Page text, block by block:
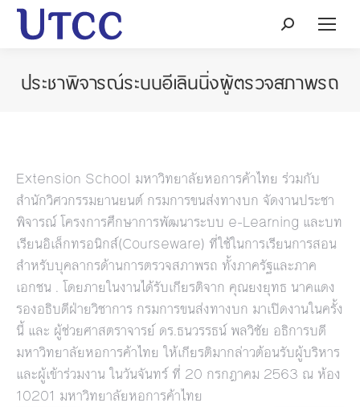
Search:
ประชาพิจารณ์ระบบอีเลินนิ่งผู้ตรวจสภาพรถ
Extension School มหาวิทยาลัยหอการค้าไทย ร่วมกับ
สำนักวิศวกรรมยานยนต์ กรมการขนส่งทางบก จัดงานประชา
พิจารณ์ โครงการศึกษาการพัฒนาระบบ e-Learning และบท
เรียนอิเล็กทรอนิกส์(Courseware) ที่ใช้ในการเรียนการสอน
สำหรับบุคลากรด้านการตรวจสภาพรถ ทั้งภาครัฐและภาค
เอกชน . โดยภายในงานได้รับเกียรติจาก คุณยงยุทธ นาคแดง
รองอธิบดีฝ่ายวิชาการ กรมการขนส่งทางบก มาเปิดงานในครั้ง
นี้ และ ผู้ช่วยศาสตราจารย์ ดร.ธนวรรธน์ พลวิชัย อธิการบดี
มหาวิทยาลัยหอการค้าไทย ให้เกียรติมากล่าวต้อนรับผู้บริหาร
และผู้เข้าร่วมงาน ในวันจันทร์ ที่ 20 กรกฎาคม 2563 ณ ห้อง
10201 มหาวิทยาลัยหอการค้าไทย